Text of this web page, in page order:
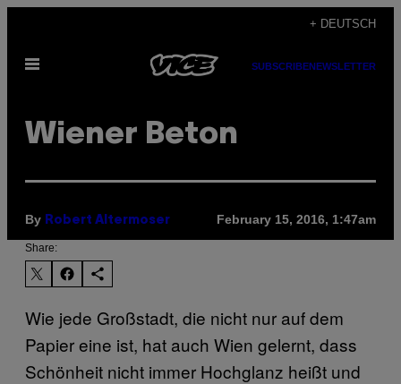
content
+ DEUTSCH
Open
SUBSCRIBENEWSLETTER
Wiener Beton
By Robert Altermoser February 15, 2016, 1:47am
Share:
Wie jede Großstadt, die nicht nur auf dem
Papier eine ist, hat auch Wien gelernt, dass
Schönheit nicht immer Hochglanz heißt und